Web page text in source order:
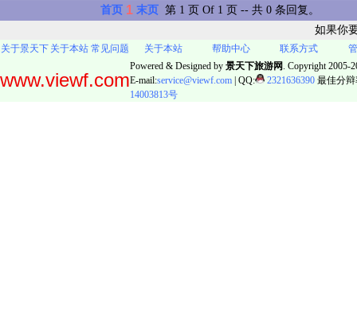
首页 1 末页
第 1 页 Of 1 页 -- 共 0 条回复。
如果你
关于景天下 关于本站 常见问题 关于本站 帮助中心 联系方式
www.viewf.com
Powered & Designed by 景天下旅游网 . Copyright 2005-
E-mail:service@viewf.com | QQ: 2321636390 最佳分
14003813号